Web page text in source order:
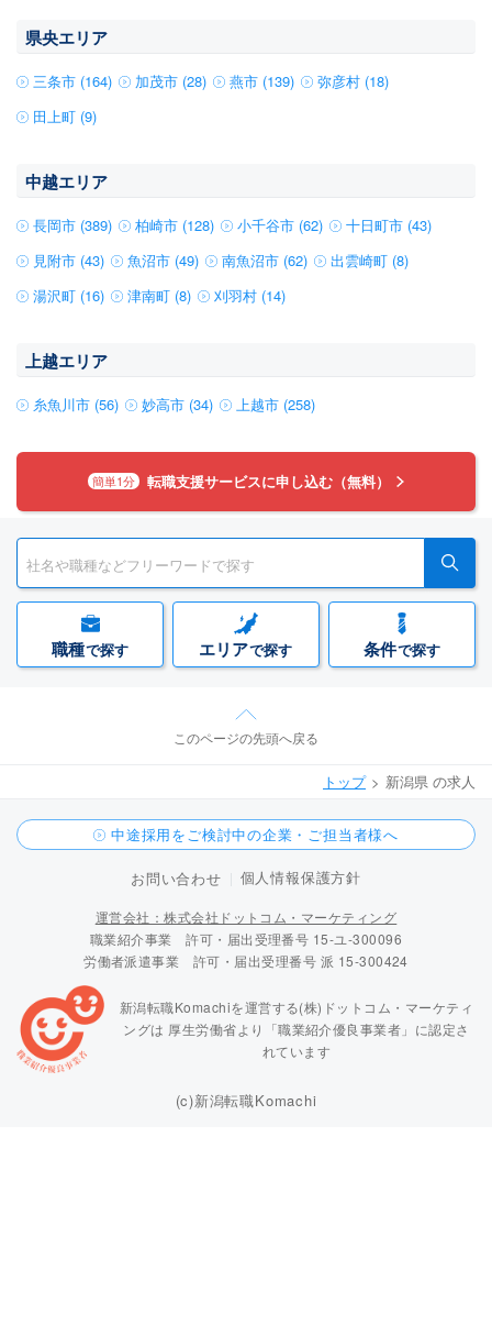
県央エリア
三条市 (164) 加茂市 (28) 燕市 (139)
弥彦村 (18)
田上町 (9)
中越エリア
長岡市 (389) 柏崎市 (128) 小千谷市 (62)
十日町市 (43)
見附市 (43)
魚沼市 (49) 南魚沼市 (62)
出雲崎町 (8)
湯沢町 (16)
津南町 (8) 刈羽村 (14)
上越エリア
糸魚川市 (56) 妙高市 (34) 上越市 (258)
簡単1分 転職支援サービスに申し込む（無料）
職種で探す エリアで探す 条件で探す
このページの先頭へ戻る
トップ 新潟県 の求人
中途採用をご検討中の企業・ご担当者様へ
お問い合わせ 個人情報保護方針
運営会社：株式会社ドットコム・マーケティング
職業紹介事業 許可・届出受理番号 15-ユ-300096
労働者派遣事業 許可・届出受理番号 派 15-300424
新潟転職Komachiを運営する(株)ドットコム・マーケティ
ングは 厚生労働省より「職業紹介優良事業者」に認定さ
れています
(c)新潟転職Komachi